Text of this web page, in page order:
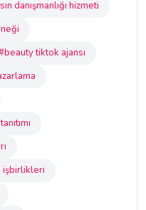
danışmanlığı hizmeti
tiktok ajansı
işbirlikleri